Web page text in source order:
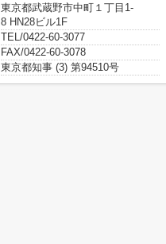
東京都武蔵野市中町１丁目1-
8 HN28ビル1F
TEL/0422-60-3077
FAX/0422-60-3078
東京都知事 (3) 第94510号